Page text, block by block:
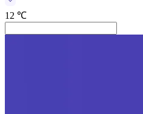
12 ℃